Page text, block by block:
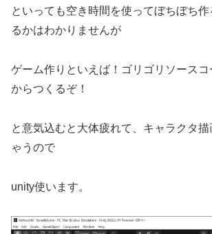
といっても空き時間を使ってぼちぼち
るかはわかりませんが
ゲーム作りといえば！ゴリゴリソースコ
からつくるぞ！
と意気込むと大体疲れて、キャラクタ
ゃうので
unity使います。